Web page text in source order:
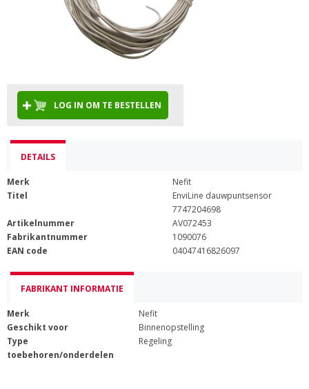
LOG IN OM TE BESTELLEN
DETAILS
Merk
Nefit
Titel
EnviLine dauwpuntsensor
7747204698
Artikelnummer
AV072453
Fabrikantnummer
1090076
EAN code
04047416826097
FABRIKANT INFORMATIE
Merk
Nefit
Geschikt voor
Binnenopstelling
Type
toebehoren/onderdelen
Regeling